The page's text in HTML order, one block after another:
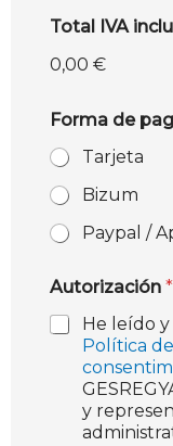
Total IVA
0,00 €
Forma de
Tarjeta
Bizum
Paypal /
Autorización *
He leído
Política
y